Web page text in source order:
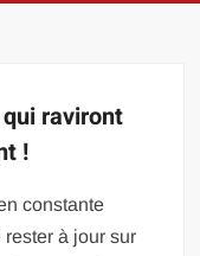
raviront
!
constante
à jour sur